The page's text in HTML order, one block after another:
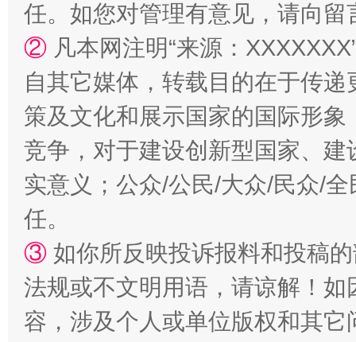
扯下公款旅游的“隐身衣” 如何以
任。如您对管理有意见，请向
② 凡本网注明“来源：
自其它媒体，转载目的在于传
策及文化和展示国家的国际形
竞争，对于建设创新型国家、
实意义；公众/公民/大众/民众/
任。
③ 如你所反映投诉报料和投稿
法规或不文明用语，请谅解！
容，涉及个人或单位版权和其它